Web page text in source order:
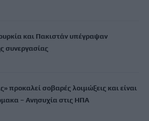
και Πακιστάν υπέγραψαν
συνεργασίας
προκαλεί σοβαρές λοιμώξεις και είναι
– Ανησυχία στις ΗΠΑ